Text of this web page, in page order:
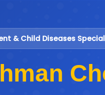
& Child Diseases